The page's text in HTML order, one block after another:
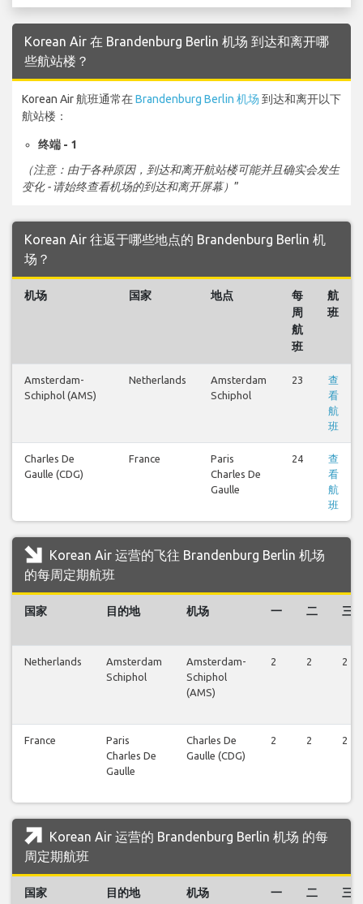
Korean Air 在 Brandenburg Berlin 机场 到达和离开哪
些航站楼？
Korean Air 航班通常在Brandenburg Berlin 机场 到达和离开以下
航站楼：
终端 - 1
（注意：由于各种原因，到达和离开航站楼可能并且确实会发生
变化 - 请始终查看机场的到达和离开屏幕） ”
Korean Air 往返于哪些地点的 Brandenburg Berlin 机
场？
机场 国家 地点
每
周
航
班
航
班
Amsterdam-
Schiphol (AMS)
Netherlands
Amsterdam
Schiphol
23
查
看
航
班
Charles De
Gaulle (CDG)
France
Paris
Charles De
Gaulle
24
查
看
航
班
Korean Air 运营的飞往 Brandenburg Berlin 机场
的每周定期航班
国家 目的地 机场 一 二 三
Netherlands
Amsterdam
Schiphol
Amsterdam-
Schiphol
(AMS)
2 2 2
France
Paris
Charles De
Gaulle
Charles De
Gaulle (CDG)
2 2 2
Korean Air 运营的 Brandenburg Berlin 机场 的每
周定期航班
国家 目的地 机场 一 二 三